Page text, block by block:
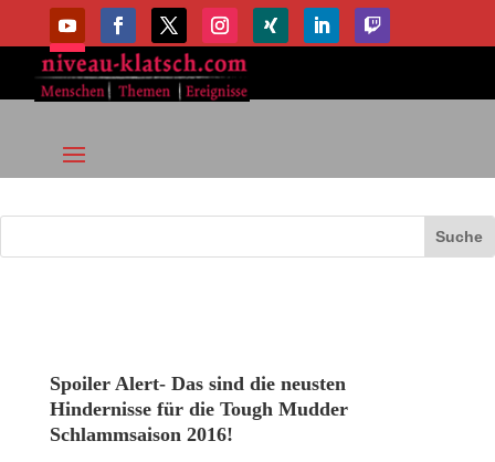
Spoiler Alert- Das sind die neusten
Hindernisse für die Tough Mudder
Schlammsaison 2016!